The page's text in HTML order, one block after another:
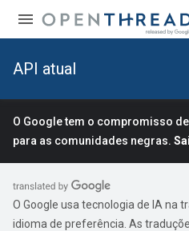
API atual
O Google tem o compromisso
para as comunidades negras.
O Google usa tecnologia de IA na
idioma de preferência. As